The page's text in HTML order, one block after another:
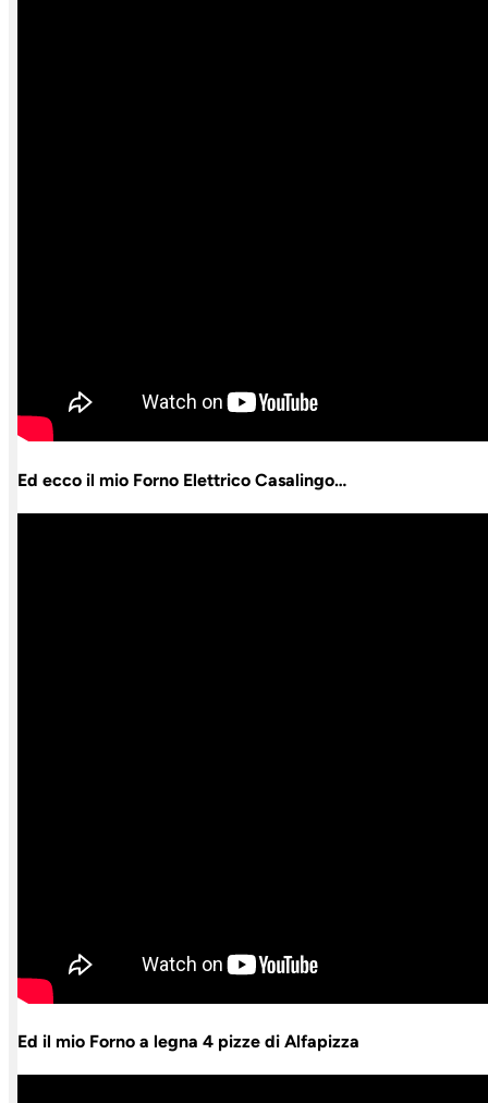
Ed ecco il mio Forno Elettrico Casalingo…
Ed il mio Forno a legna 4 pizze di Alfapizza